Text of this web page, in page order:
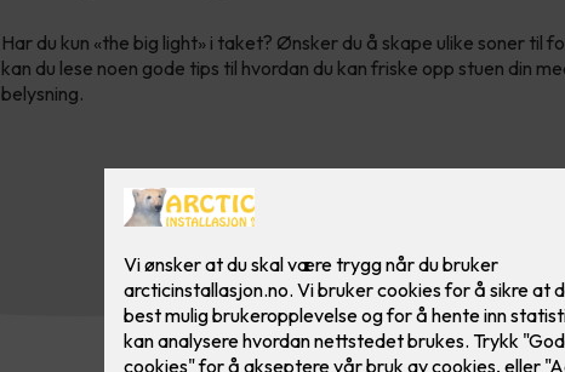
Har du kun «the big light» i taket? Ønsker du å skape ulike soner til
kan du lese noen gode tips til hvordan du kan friske opp stuen din
belysning.